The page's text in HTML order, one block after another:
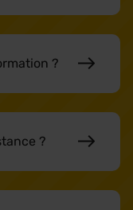
?
?